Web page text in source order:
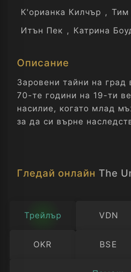
К'орианка Килчър , Тим
Итън Пек , Катрина
Описание
Заровени тайни на град
70-те години на 19-ти
насилие, когато млад
за да си върне
Гледай онлайн The
Трейлър VDN
OKR BSE